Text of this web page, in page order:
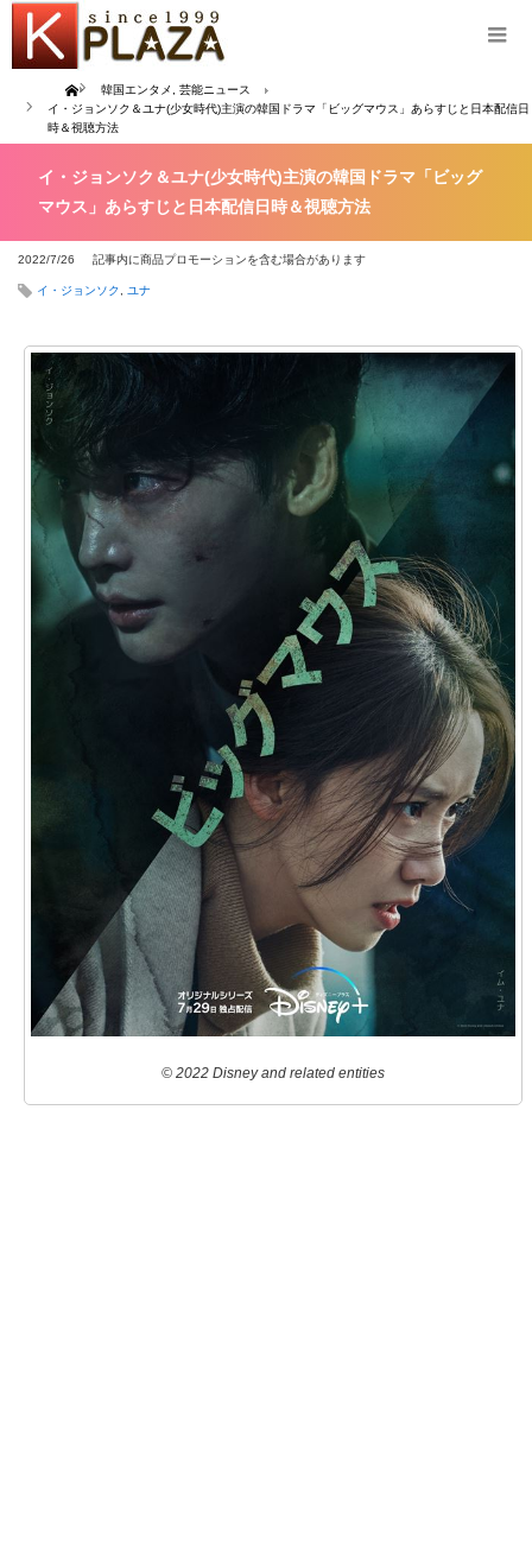
Home 韓国エンタメ
芸能ニュース
イ・ジョンソク＆ユナ(少女時代)主演の韓国ドラマ「ビッグマウス」あらすじと日本配信日
時＆視聴方法
イ・ジョンソク＆ユナ(少女時代)主演の韓国ドラマ「ビッグ
マウス」あらすじと日本配信日時＆視聴方法
2022/7/26 記事内に商品プロモーションを含む場合があります
イ・ジョンソク ユナ
© 2022 Disney and related entities